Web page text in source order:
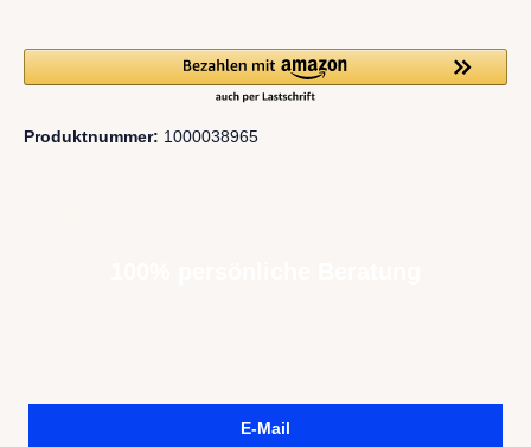
Produktnummer: 1000038965
E-Mail